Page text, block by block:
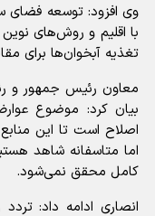
وی افزود: توسعه فضای
با اقلیم و روش‌های
تغذیه آبخوان‌ها برای
معاون رئیس جمهور
بیان کرد: موضوع
اصلاح است تا این
اما متاسفانه شاهد
کامل محقق نمی‌شود.